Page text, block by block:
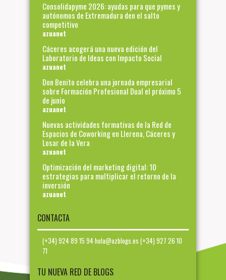
Consolidapyme 2026: ayudas para que pymes y
autónomos de Extremadura den el salto
competitivo
azuanet
Cáceres acogerá una nueva edición del
Laboratorio de Ideas con Impacto Social
azuanet
Don Benito celebra una jornada empresarial
sobre Formación Profesional Dual el próximo 5
de junio
azuanet
Nuevas actividades formativas de la Red de
Espacios de Coworking en Llerena, Cáceres y
Losar de la Vera
azuanet
Optimización del marketing digital: 10
estrategias para multiplicar el retorno de la
inversión
azuanet
CONTACTA
(+34) 924 89 15 94 hola@azblogs.es (+34) 927 26 10
71
TU NUEVA RED DE BLOGS